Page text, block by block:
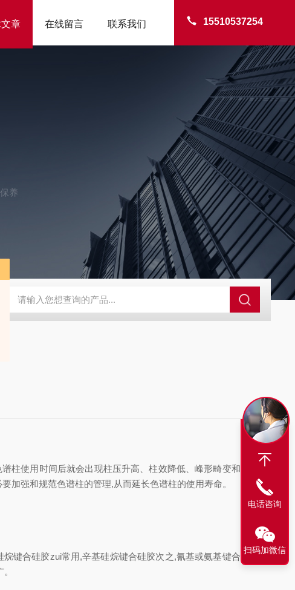
15510537254
章 在线留言 联系我们
养
核壳型液相色谱柱 Xbridge BEH C18XBridge液相色谱柱
柱使用时间后就会出现柱压升高、柱效降低、峰形畸变和分离
加强和规范色谱柱的管理,从而延长色谱柱的使用寿命。
键合硅胶zui常用,辛基硅烷键合硅胶次之,氰基或氨基键合硅胶
电话咨询
扫码加微信